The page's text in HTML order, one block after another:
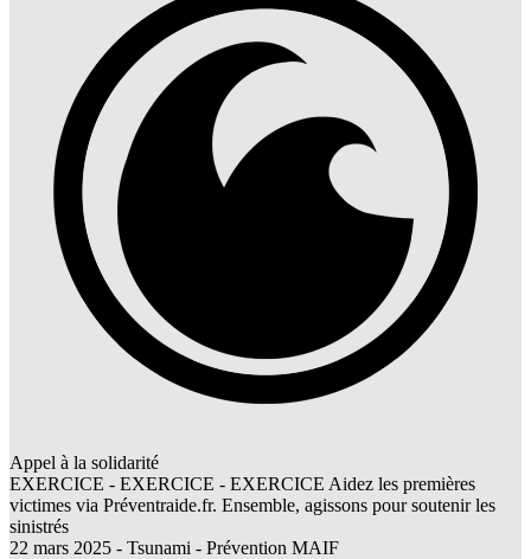
Appel à la solidarité
EXERCICE - EXERCICE - EXERCICE Aidez les premières
victimes via Préventraide.fr. Ensemble, agissons pour soutenir les
sinistrés
22 mars 2025 - Tsunami - Prévention MAIF